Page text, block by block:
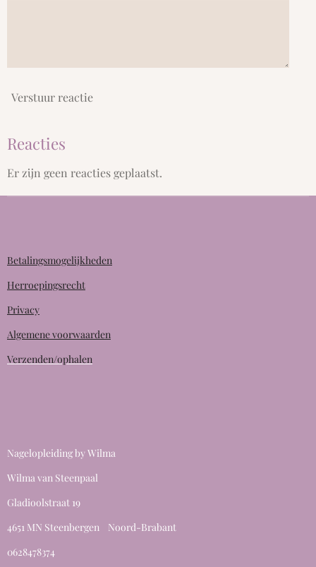
Verstuur reactie
Reacties
Er zijn geen reacties geplaatst.
Betalingsmogelijkheden
Herroepingsrecht
Privacy
Algemene voorwaarden
Verzenden/ophalen
Nagelopleiding by Wilma
Wilma van Steenpaal
Gladioolstraat 19
4651 MN Steenbergen Noord-Brabant
0628478374